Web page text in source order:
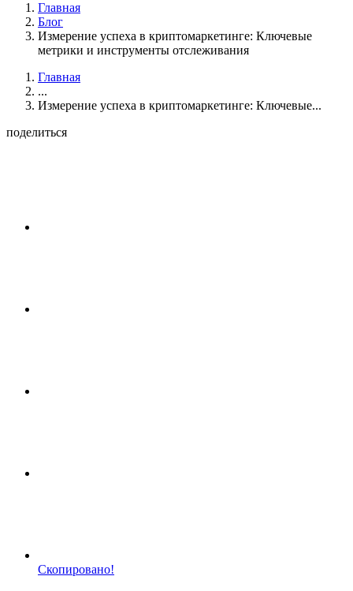
Главная
Блог
Измерение успеха в криптомаркетинге: Ключевые
метрики и инструменты отслеживания
Главная
...
Измерение успеха в криптомаркетинге: Ключевые...
поделиться
Скопировано!